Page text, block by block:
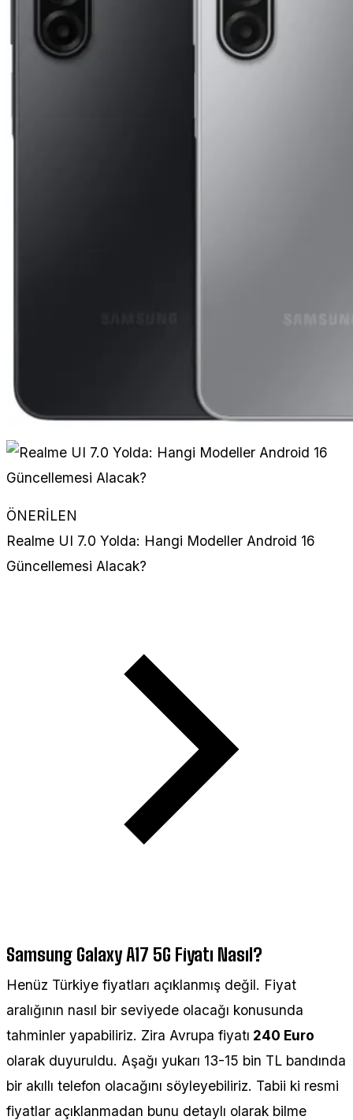
ÖNERİLEN
Realme UI 7.0 Yolda: Hangi Modeller Android 16
Güncellemesi Alacak?
Samsung Galaxy A17 5G Fiyatı Nasıl?
Henüz Türkiye fiyatları açıklanmış değil. Fiyat
aralığının nasıl bir seviyede olacağı konusunda
tahminler yapabiliriz. Zira Avrupa fiyatı 240 Euro
olarak duyuruldu. Aşağı yukarı 13-15 bin TL bandında
bir akıllı telefon olacağını söyleyebiliriz. Tabii ki resmi
fiyatlar açıklanmadan bunu detaylı olarak bilme